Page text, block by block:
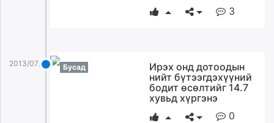
3
2013/07/23 Бусад
Ирэх онд дотоодын
нийт бүтээгдэхүүний
бодит өсөлтийг 14.7
хувьд хүргэнэ
0